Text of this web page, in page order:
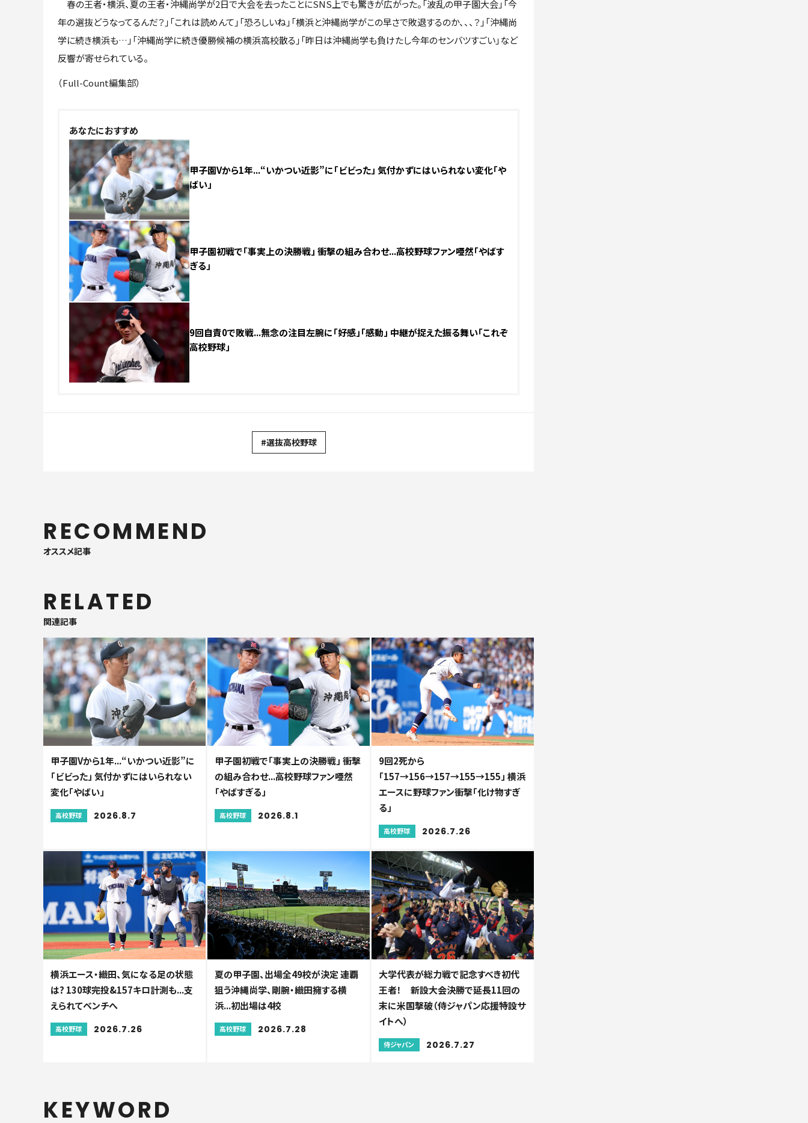
春の王者・横浜、夏の王者・沖縄尚学が2日で大会を去ったことにSNS上でも驚きが広がった。「波乱の甲子園大会」「今
年の選抜どうなってるんだ？」「これは読めんて」「恐ろしいね」「横浜と沖縄尚学がこの早さで敗退するのか、、、？」「沖縄尚
学に続き横浜も…」「沖縄尚学に続き優勝候補の横浜高校散る」「昨日は沖縄尚学も負けたし今年のセンバツすごい」など
反響が寄せられている。
（Full-Count編集部）
あなたにおすすめ
甲子園Vから1年...“いかつい近影”に「ビビった」 気付かずにはいられない変化「や
ばい」
甲子園初戦で「事実上の決勝戦」 衝撃の組み合わせ...高校野球ファン唖然「やばす
ぎる」
9回自責0で敗戦...無念の注目左腕に「好感」「感動」 中継が捉えた振る舞い「これぞ
高校野球」
#選抜高校野球
RECOMMEND
オススメ記事
RELATED
関連記事
甲子園Vから1年...“いかつい近影”に
「ビビった」 気付かずにはいられない
変化「やばい」
高校野球 2026.8.7
甲子園初戦で「事実上の決勝戦」 衝撃
の組み合わせ...高校野球ファン唖然
「やばすぎる」
高校野球 2026.8.1
9回2死から
「157→156→157→155→155」 横浜
エースに野球ファン衝撃「化け物すぎ
る」
高校野球 2026.7.26
横浜エース・織田、気になる足の状態
は? 130球完投&157キロ計測も...支
えられてベンチへ
高校野球 2026.7.26
夏の甲子園、出場全49校が決定 連覇
狙う沖縄尚学、剛腕・織田擁する横
浜...初出場は4校
高校野球 2026.7.28
大学代表が総力戦で記念すべき初代
王者！ 新設大会決勝で延長11回の
末に米国撃破（侍ジャパン応援特設サ
イトへ）
侍ジャパン 2026.7.27
KEYWORD